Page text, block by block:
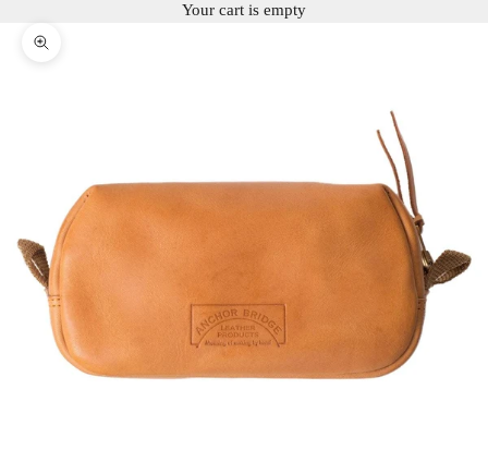
Your cart is empty
Zoom picture